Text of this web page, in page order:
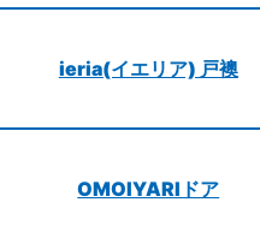
ieria(イエリア) 戸襖
OMOIYARIドア